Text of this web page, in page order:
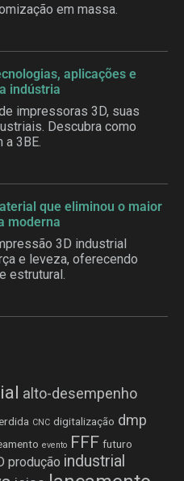
em massa.
aplicações e
indústria
impressoras 3D, suas
Descubra como
3BE.
que eliminou o maior
moderna
3D industrial
e leveza, oferecendo
estrutural.
alto-desempenho
CNC digitalização dmp
evento FFF futuro
produção industrial